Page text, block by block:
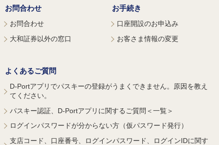
お問合わせ
お問合わせ
大和証券以外の窓口
お手続き
口座開設のお申込み
お客さま情報の変更
よくあるご質問
D-Portアプリでパスキーの登録がうまくできません。原因を教え
てください。
パスキー認証、D-Portアプリに関するご質問＜一覧＞
ログインパスワードが分からない方（仮パスワード発行）
支店コード、口座番号、ログインパスワード、ログインIDに関す